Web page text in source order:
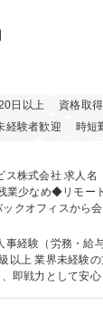
。
日以上
資格取
経験者歓迎
時短
長期歓迎 駅近5
森ビルG】人事・総
モート可 仕事の内容
クオフィスから
務をバランスよ
る、やりがいある環
、年末調整等の労
定などのコア業務
事経験（労務・給
以上 業界未経験
即戦力として安心